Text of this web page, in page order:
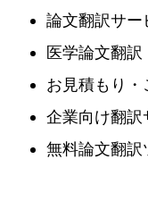
論文翻訳サー
医学論文翻訳
お見積もり・
企業向け翻訳
無料論文翻訳